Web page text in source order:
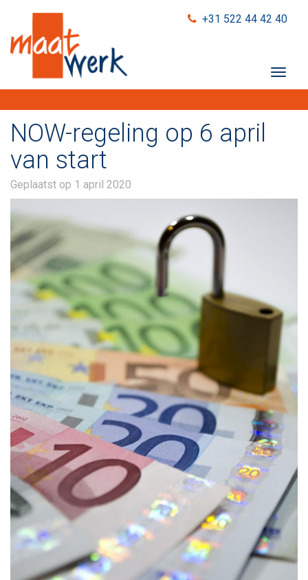
Maatwerk
+31 522 44 42 40
T
o
NOW-regeling op 6 april
van start
Geplaatst op 1 april 2020